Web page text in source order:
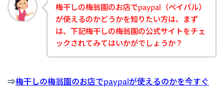
梅干しの梅翁園のお店でpaypal（ペイパル）
が使えるのかどうかを知りたい方は、まず
は、下記梅干しの梅翁園の公式サイトをチェ
ックされてみてはいかがでしょうか？
⇒梅干しの梅翁園のお店でpaypalが使えるのかを今すぐ